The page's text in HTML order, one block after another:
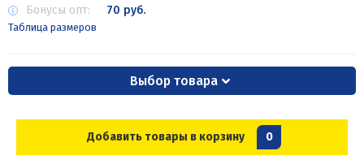
Бонусы опт:
70 руб.
Таблица размеров
Выбор товара
Добавить товары в корзину 0